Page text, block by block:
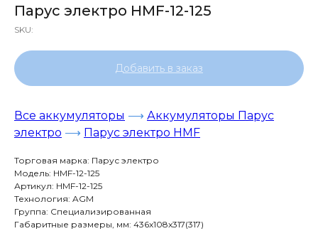
Парус электро HMF-12-125
SKU:
Добавить в заказ
Все аккумуляторы ⟶ Аккумуляторы Парус
электро ⟶ Парус электро HMF
Торговая марка: Парус электро
Модель: HMF-12-125
Артикул: HMF-12-125
Технология: AGM
Группа: Специализированная
Габаритные размеры, мм: 436x108x317(317)